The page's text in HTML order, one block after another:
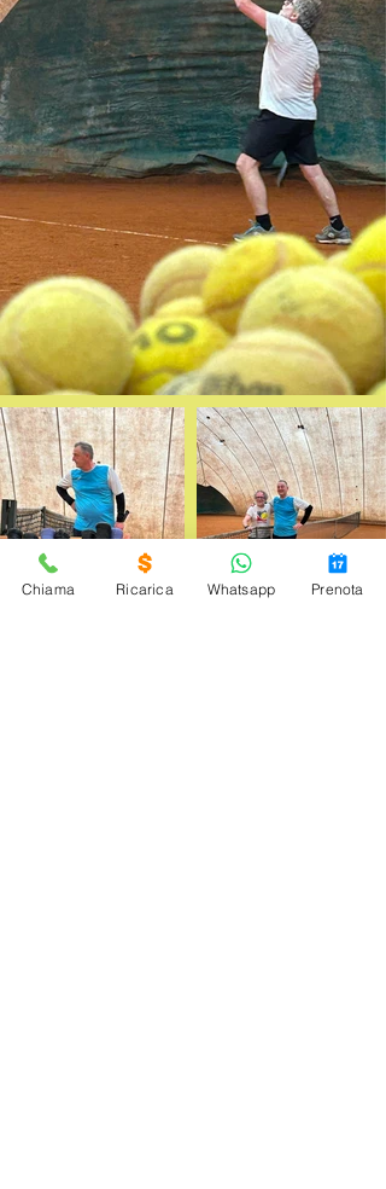
Chiama Ricarica Whatsapp Prenota